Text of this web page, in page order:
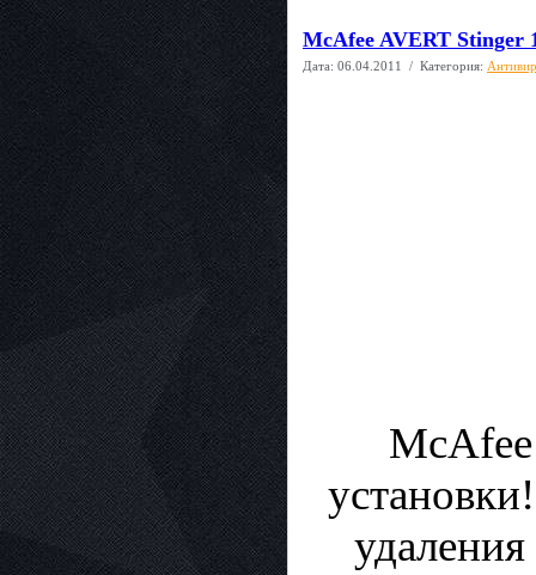
McAfee AVERT Stinger
Дата: 06.04.2011 / Категория: